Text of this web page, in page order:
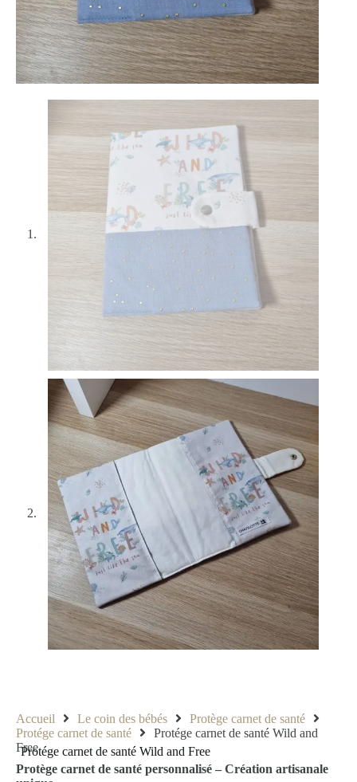
Accueil Le coin des bébés
Protège carnet de santé
Protége carnet de santé
Protége carnet de santé Wild and
Free
Protége carnet de santé Wild and Free
Protège carnet de santé personnalisé – Création artisanale